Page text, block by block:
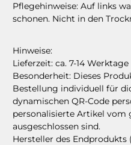
Pflegehinweise: Auf links
schonen. Nicht in den
Hinweise:
Lieferzeit: ca. 7-14 Werktage
Besonderheit: Dieses
Bestellung individuell für
dynamischen QR-Code
personalisierte Artikel vom
ausgeschlossen sind.
Hersteller des Endprodukts